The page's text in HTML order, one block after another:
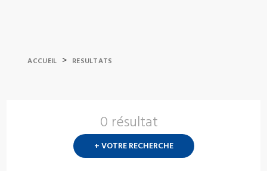
ACCUEIL > RESULTATS
0 résultat
+ VOTRE RECHERCHE